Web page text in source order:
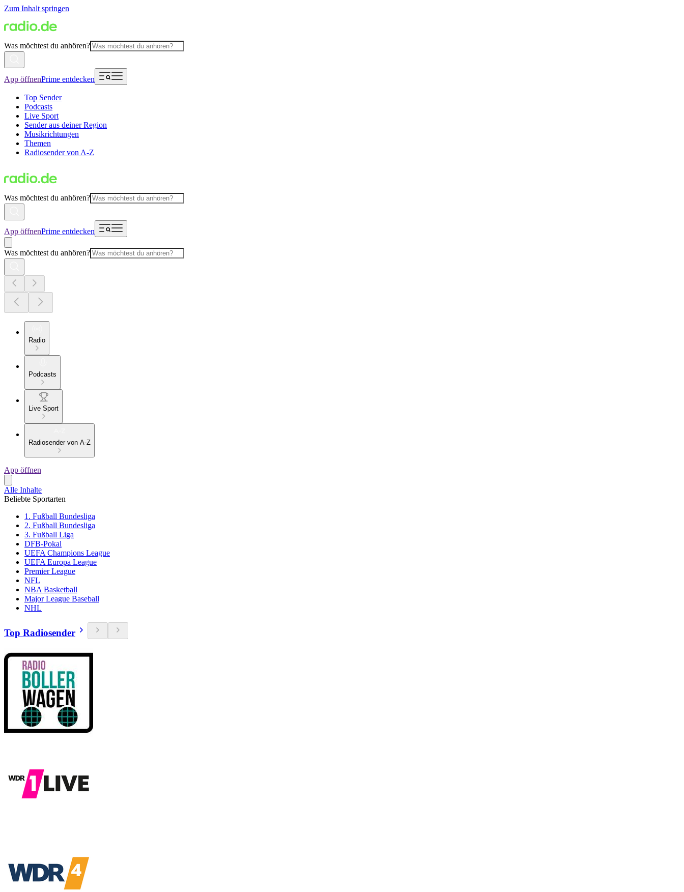
Zum Inhalt springen
Was möchtest du anhören?
App öffnenPrime entdecken
Top Sender
Podcasts
Live Sport
Sender aus deiner Region
Musikrichtungen
Themen
Radiosender von A-Z
Was möchtest du anhören?
App öffnenPrime entdecken
Was möchtest du anhören?
Radio
Podcasts
Live Sport
Radiosender von A-Z
App öffnen
Alle Inhalte
Beliebte Sportarten
1. Fußball Bundesliga
2. Fußball Bundesliga
3. Fußball Liga
DFB-Pokal
UEFA Champions League
UEFA Europa League
Premier League
NFL
NBA Basketball
Major League Baseball
NHL
Top Radiosender